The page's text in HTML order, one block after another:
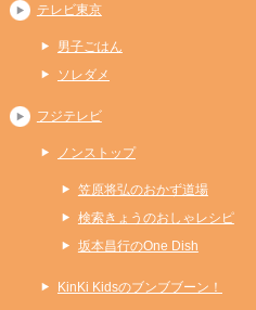
テレビ東京
男子ごはん
ソレダメ
フジテレビ
ノンストップ
笠原将弘のおかず道場
検索きょうのおしゃレシピ
坂本昌行のOne Dish
KinKi Kidsのブンブブーン！